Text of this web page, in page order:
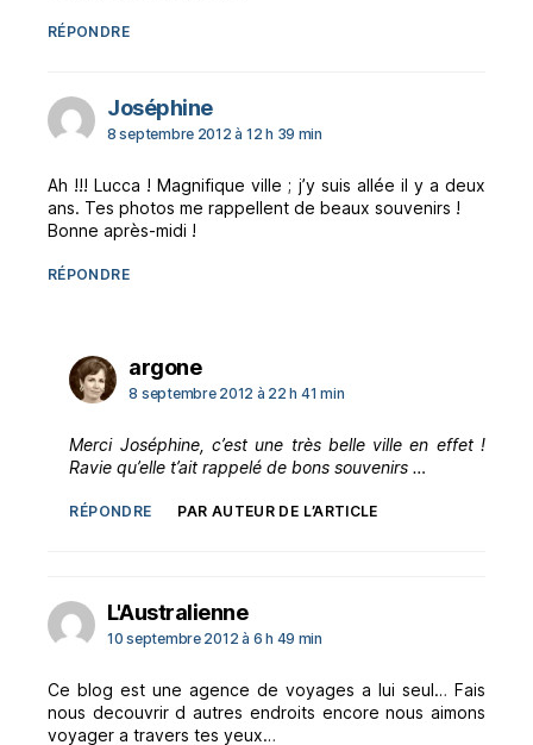
RÉPONDRE
Joséphinedit :
8 septembre 2012 à 12 h 39 min
Ah !!! Lucca ! Magnifique ville ; j’y suis allée il y a deux
ans. Tes photos me rappellent de beaux souvenirs !
Bonne après-midi !
RÉPONDRE
argonedit :
8 septembre 2012 à 22 h 41 min
Merci Joséphine, c’est une très belle ville en effet !
Ravie qu’elle t’ait rappelé de bons souvenirs …
RÉPONDRE PAR AUTEUR DE L’ARTICLE
L'Australiennedit :
10 septembre 2012 à 6 h 49 min
Ce blog est une agence de voyages a lui seul… Fais
nous decouvrir d autres endroits encore nous aimons
voyager a travers tes yeux…